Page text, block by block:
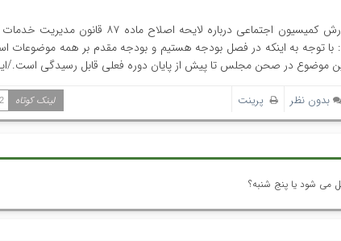
حسینی همچنین در پاسخ به اینکه آیا رسیدگی به گزارش
توجه به اینکه در فصل بودجه هستیم و بودجه مقدم بر همه موضوعات
موضوع در صحن مجلس تا پیش از پایان دوره فعلی قابل رسیدگی است./
بدون نظر پرینت لینک کوتاه